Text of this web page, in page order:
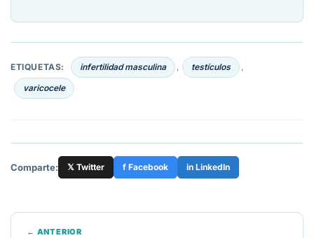
ETIQUETAS: infertilidad masculina , testículos ,
varicocele
Comparte: 𝕏 Twitter f Facebook in LinkedIn
← ANTERIOR